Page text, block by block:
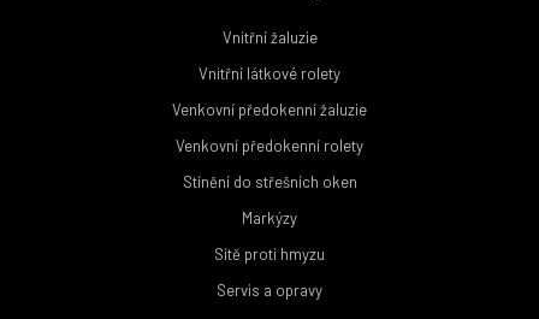
Vnitřní žaluzie
Vnitřní látkové rolety
Venkovní předokenní žaluzie
Venkovní předokenní rolety
Stínění do střešních oken
Markýzy
Sítě proti hmyzu
Servis a opravy